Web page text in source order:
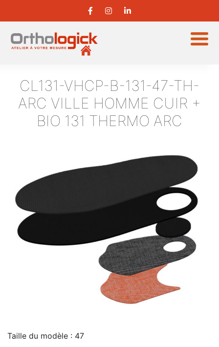
CL131-VHCP-B-131-47-TH-
ARC VILLE HOMME CUIR +
BIO 131 THERMO ARC
Taille du modèle : 47